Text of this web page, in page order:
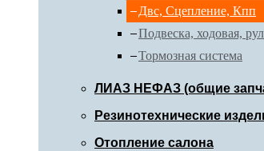
Двс, Сцепление, Кпп
Подвеска, ходовая,
Тормозная система
ЛИАЗ НЕФАЗ (общие
Резинотехнические
Отопление салона